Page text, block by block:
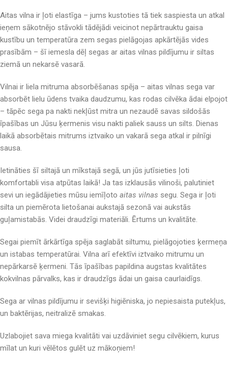
Aitas vilna ir ļoti elastīga – jums kustoties tā tiek saspiesta un atkal
ieņem sākotnējo stāvokli tādējādi veicinot nepārtrauktu gaisa
kustību un temperatūra zem segas pielāgojas apkārtējās vides
prasībām – šī iemesla dēļ segas ar aitas vilnas pildījumu ir siltas
ziemā un nekarsē vasarā.
Vilnai ir liela mitruma absorbēšanas spēja – aitas vilnas sega var
absorbēt lielu ūdens tvaika daudzumu, kas rodas cilvēka ādai elpojot
– tāpēc sega pa nakti nekļūst mitra un nezaudē savas sildošās
īpašības un Jūsu ķermenis visu nakti paliek sauss un silts. Dienas
laikā absorbētais mitrums iztvaiko un vakarā sega atkal ir pilnīgi
sausa.
Ietināties šī siltajā un mīkstajā segā, un jūs jutīsieties ļoti
komfortabli visa atpūtas laikā! Ja tas izklausās vilinoši, palutiniet
sevi un iegādājieties mūsu iemīļoto aitas vilnas segu. Sega ir ļoti
silta un piemērota lietošanai aukstajā sezonā vai aukstās
guļamistabās. Videi draudzīgi materiāli. Ērtums un kvalitāte.
Segai piemīt ārkārtīga spēja saglabāt siltumu, pielāgojoties ķermeņa
un istabas temperatūrai. Vilna arī efektīvi iztvaiko mitrumu un
nepārkarsē ķermeni. Tās īpašības papildina augstas kvalitātes
kokvilnas pārvalks, kas ir draudzīgs ādai un gaisa caurlaidīgs.
Sega ar vilnas pildījumu ir sevišķi higiēniska, jo nepiesaista putekļus,
un baktērijas, neitralizē smakas.
Uzlabojiet sava miega kvalitāti vai uzdāviniet segu cilvēkiem, kurus
mīlat un kuri vēlētos gulēt uz mākoņiem!